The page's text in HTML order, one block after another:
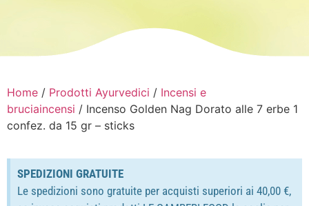
Home / Prodotti Ayurvedici / Incensi e
bruciaincensi / Incenso Golden Nag Dorato alle 7 erbe 1
confez. da 15 gr – sticks
SPEDIZIONI GRATUITE
Le spedizioni sono gratuite per acquisti superiori ai 40,00 €,